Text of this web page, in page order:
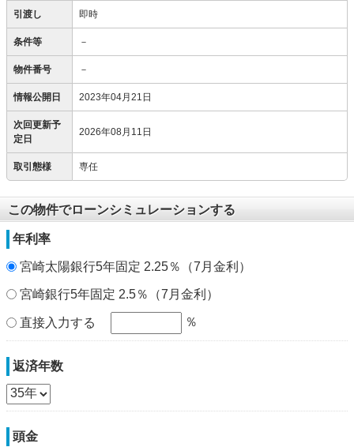
引渡し 即時
条件等 －
物件番号 －
情報公開日 2023年04月21日
次回更新予
定日
2026年08月11日
取引態様 専任
この物件でローンシミュレーションする
年利率
宮崎太陽銀行5年固定 2.25％（7月金利）
宮崎銀行5年固定 2.5％（7月金利）
直接入力する ％
返済年数
頭金